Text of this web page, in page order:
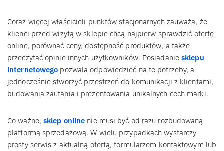
Coraz więcej właścicieli punktów stacjonarnych zauważa, że
klienci przed wizytą w sklepie chcą najpierw sprawdzić ofertę
online, porównać ceny, dostępność produktów, a także
przeczytać opinie innych użytkowników. Posiadanie sklepu
internetowego pozwala odpowiedzieć na te potrzeby, a
jednocześnie stworzyć przestrzeń do komunikacji z klientami,
budowania zaufania i prezentowania unikalnych cech marki.
Co ważne, sklep online nie musi być od razu rozbudowaną
platformą sprzedażową. W wielu przypadkach wystarczy
prosty serwis z aktualną ofertą, formularzem kontaktowym lub